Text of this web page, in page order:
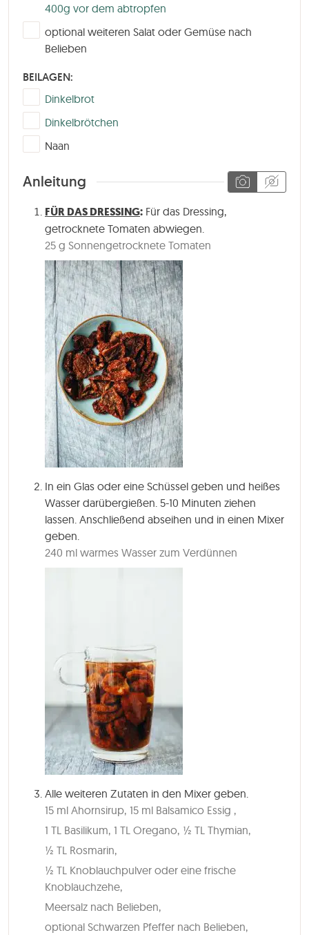
400g vor dem abtropfen
▢
optional weiteren Salat oder Gemüse nach
Belieben
BEILAGEN:
▢
Dinkelbrot
▢
Dinkelbrötchen
▢Naan
Anleitung
FÜR DAS DRESSING: Für das Dressing,
getrocknete Tomaten abwiegen.
25 g Sonnengetrocknete Tomaten
In ein Glas oder eine Schüssel geben und heißes
Wasser darübergießen. 5-10 Minuten ziehen
lassen. Anschließend abseihen und in einen Mixer
geben.
240 ml warmes Wasser zum Verdünnen
Alle weiteren Zutaten in den Mixer geben.
15 ml Ahornsirup, 15 ml Balsamico Essig ,
1 TL Basilikum, 1 TL Oregano, ½ TL Thymian,
½ TL Rosmarin,
½ TL Knoblauchpulver oder eine frische
Knoblauchzehe,
Meersalz nach Belieben,
optional Schwarzen Pfeffer nach Belieben,